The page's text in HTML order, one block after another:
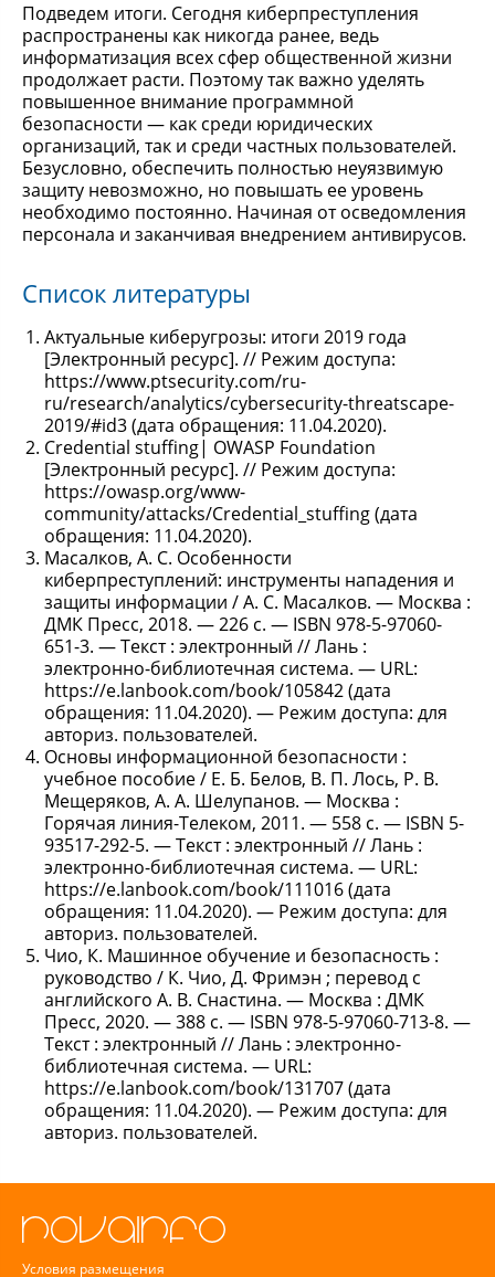
Подведем итоги. Сегодня киберпреступления
распространены как никогда ранее, ведь
информатизация всех сфер общественной жизни
продолжает расти. Поэтому так важно уделять
повышенное внимание программной
безопасности — как среди юридических
организаций, так и среди частных пользователей.
Безусловно, обеспечить полностью неуязвимую
защиту невозможно, но повышать ее уровень
необходимо постоянно. Начиная от осведомления
персонала и заканчивая внедрением антивирусов.
Список литературы
Актуальные киберугрозы: итоги 2019 года
[Электронный ресурс]. // Режим доступа:
https://www.ptsecurity.com/ru-
ru/research/analytics/cybersecurity-threatscape-
2019/#id3 (дата обращения: 11.04.2020).
Credential stuffing| OWASP Foundation
[Электронный ресурс]. // Режим доступа:
https://owasp.org/www-
community/attacks/Credential_stuffing (дата
обращения: 11.04.2020).
Масалков, А. С. Особенности
киберпреступлений: инструменты нападения и
защиты информации / А. С. Масалков. — Москва :
ДМК Пресс, 2018. — 226 с. — ISBN 978-5-97060-
651-3. — Текст : электронный // Лань :
электронно-библиотечная система. — URL:
https://e.lanbook.com/book/105842 (дата
обращения: 11.04.2020). — Режим доступа: для
авториз. пользователей.
Основы информационной безопасности :
учебное пособие / Е. Б. Белов, В. П. Лось, Р. В.
Мещеряков, А. А. Шелупанов. — Москва :
Горячая линия-Телеком, 2011. — 558 с. — ISBN 5-
93517-292-5. — Текст : электронный // Лань :
электронно-библиотечная система. — URL:
https://e.lanbook.com/book/111016 (дата
обращения: 11.04.2020). — Режим доступа: для
авториз. пользователей.
Чио, К. Машинное обучение и безопасность :
руководство / К. Чио, Д. Фримэн ; перевод с
английского А. В. Снастина. — Москва : ДМК
Пресс, 2020. — 388 с. — ISBN 978-5-97060-713-8. —
Текст : электронный // Лань : электронно-
библиотечная система. — URL:
https://e.lanbook.com/book/131707 (дата
обращения: 11.04.2020). — Режим доступа: для
авториз. пользователей.
Условия размещения